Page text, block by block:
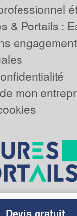
& Portails :
engagement
mon
Devis gratuit